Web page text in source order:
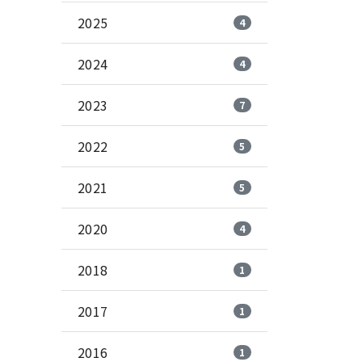
2025 4
2024 4
2023 7
2022 5
2021 5
2020 4
2018 1
2017 1
2016 1